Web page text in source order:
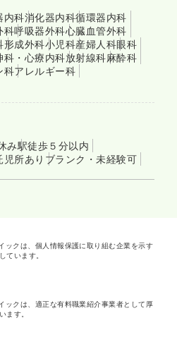
内科消化器内科循環器内科
科呼吸器外科心臓血管外科
形成外科小児科産婦人科眼科
科・心療内科放射線科麻酔科
科アレルギー科
み駅徒歩５分以内
児所あり ブランク・未経験可
クは、個人情報保護に取り組む企業を示す
ています。
クは、適正な有料職業紹介事業者として厚
ます。